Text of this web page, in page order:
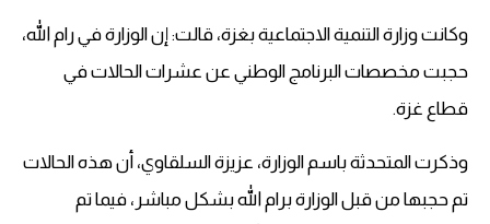
وكانت وزارة التنمية الاجتماعية بغزة، قالت: إن الوزارة في رام الله،
حجبت مخصصات البرنامج الوطني عن عشرات الحالات في
قطاع غزة.
وذكرت المتحدثة باسم الوزارة، عزيزة السلقاوي، أن هذه الحالات
تم حجبها من قبل الوزارة برام الله بشكل مباشر، فيما تم